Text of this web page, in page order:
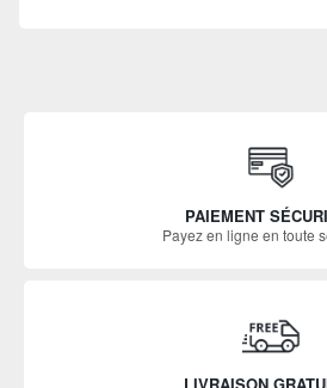
PAIEMENT
Payez en ligne en toute